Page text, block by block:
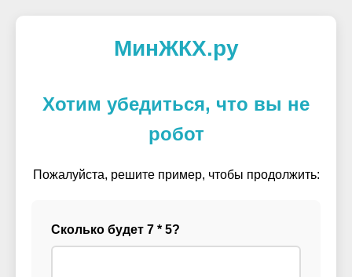
МинЖКХ.ру
Хотим убедиться, что вы не
робот
Пожалуйста, решите пример, чтобы продолжить:
Сколько будет 7 * 5?